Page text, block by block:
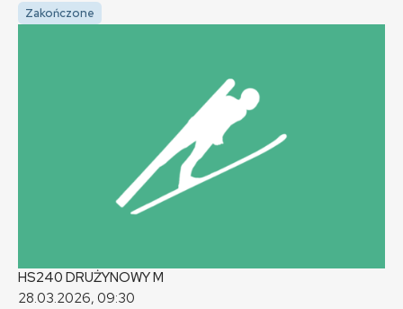
Zakończone
HS240 DRUŻYNOWYM
28.03.2026, 09:30